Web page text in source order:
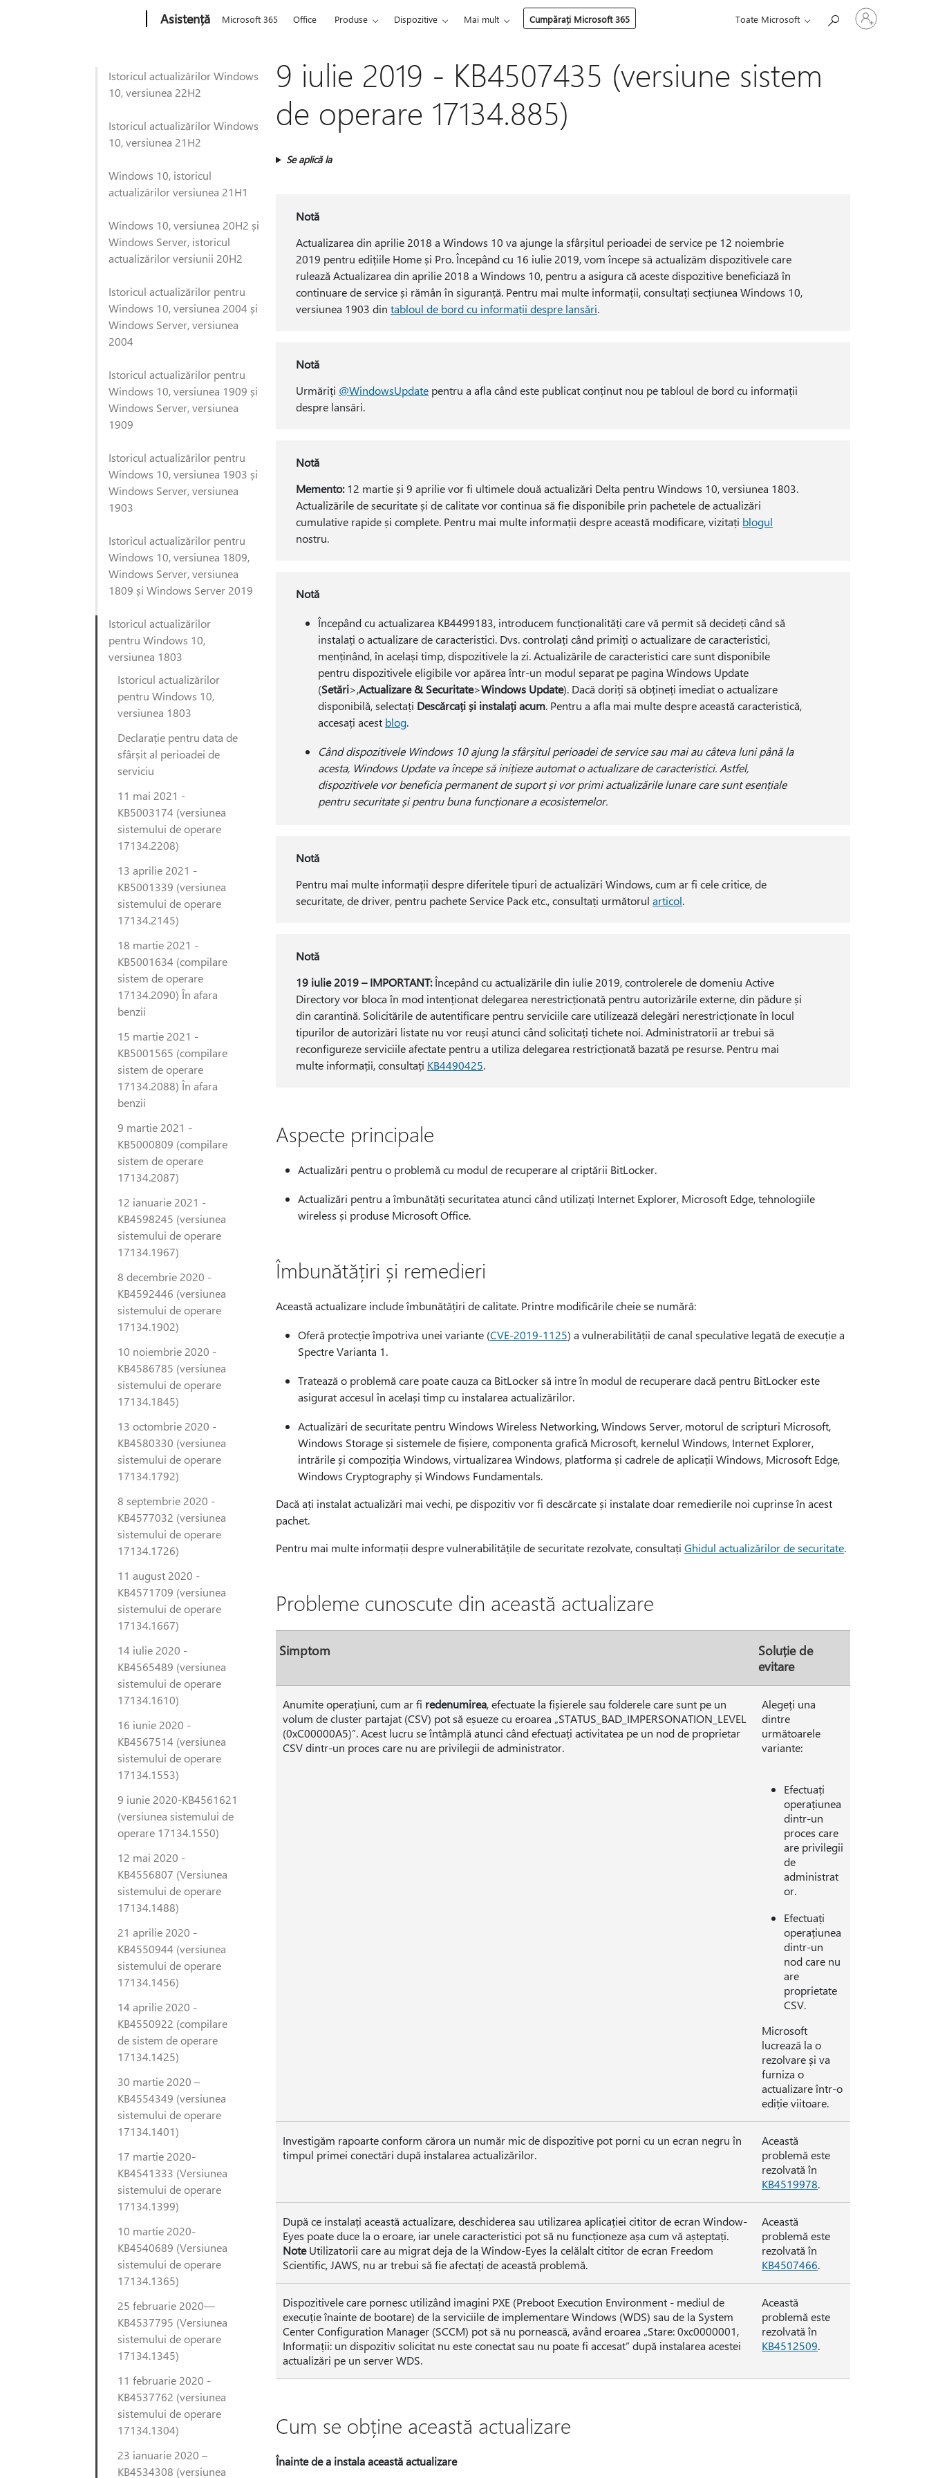
Asistență Microsoft 365 Office Produse Dispozitive Mai mult Cumpărați Microsoft 365 Toate Microsoft
Conectați-
vă
Istoricul actualizărilor Windows
10, versiunea 22H2
Istoricul actualizărilor Windows
10, versiunea 21H2
Windows 10, istoricul
actualizărilor versiunea 21H1
Windows 10, versiunea 20H2 și
Windows Server, istoricul
actualizărilor versiunii 20H2
Istoricul actualizărilor pentru
Windows 10, versiunea 2004 și
Windows Server, versiunea
2004
Istoricul actualizărilor pentru
Windows 10, versiunea 1909 și
Windows Server, versiunea
1909
Istoricul actualizărilor pentru
Windows 10, versiunea 1903 și
Windows Server, versiunea
1903
Istoricul actualizărilor pentru
Windows 10, versiunea 1809,
Windows Server, versiunea
1809 și Windows Server 2019
Istoricul actualizărilor
pentru Windows 10,
versiunea 1803
Istoricul actualizărilor
pentru Windows 10,
versiunea 1803
Declarație pentru data de
sfârșit al perioadei de
serviciu
11 mai 2021 -
KB5003174 (versiunea
sistemului de operare
17134.2208)
13 aprilie 2021 -
KB5001339 (versiunea
sistemului de operare
17134.2145)
18 martie 2021 -
KB5001634 (compilare
sistem de operare
17134.2090) În afara
benzii
15 martie 2021 -
KB5001565 (compilare
sistem de operare
17134.2088) În afara
benzii
9 martie 2021 -
KB5000809 (compilare
sistem de operare
17134.2087)
12 ianuarie 2021 -
KB4598245 (versiunea
sistemului de operare
17134.1967)
8 decembrie 2020 -
KB4592446 (versiunea
sistemului de operare
17134.1902)
10 noiembrie 2020 -
KB4586785 (versiunea
sistemului de operare
17134.1845)
13 octombrie 2020 -
KB4580330 (versiunea
sistemului de operare
17134.1792)
8 septembrie 2020 -
KB4577032 (versiunea
sistemului de operare
17134.1726)
11 august 2020 -
KB4571709 (versiunea
sistemului de operare
17134.1667)
14 iulie 2020 -
KB4565489 (versiunea
sistemului de operare
17134.1610)
16 iunie 2020 -
KB4567514 (versiunea
sistemului de operare
17134.1553)
9 iunie 2020-KB4561621
(versiunea sistemului de
operare 17134.1550)
12 mai 2020 -
KB4556807 (Versiunea
sistemului de operare
17134.1488)
21 aprilie 2020 -
KB4550944 (versiunea
sistemului de operare
17134.1456)
14 aprilie 2020 -
KB4550922 (compilare
de sistem de operare
17134.1425)
30 martie 2020 –
KB4554349 (versiunea
sistemului de operare
17134.1401)
17 martie 2020-
KB4541333 (Versiunea
sistemului de operare
17134.1399)
10 martie 2020-
KB4540689 (Versiunea
sistemului de operare
17134.1365)
25 februarie 2020—
KB4537795 (Versiunea
sistemului de operare
17134.1345)
11 februarie 2020 -
KB4537762 (versiunea
sistemului de operare
17134.1304)
23 ianuarie 2020 –
KB4534308 (versiunea
9 iulie 2019 - KB4507435 (versiune sistem
de operare 17134.885)
Se aplică la
Notă
Actualizarea din aprilie 2018 a Windows 10 va ajunge la sfârșitul perioadei de service pe 12 noiembrie
2019 pentru edițiile Home și Pro. Începând cu 16 iulie 2019, vom începe să actualizăm dispozitivele care
rulează Actualizarea din aprilie 2018 a Windows 10, pentru a asigura că aceste dispozitive beneficiază în
continuare de service și rămân în siguranță. Pentru mai multe informații, consultați secțiunea Windows 10,
versiunea 1903 dintabloul de bord cu informații despre lansări.
Notă
Urmăriți @WindowsUpdate pentru a afla când este publicat conținut nou pe tabloul de bord cu informații
despre lansări.
Notă
Memento:12 martie și 9 aprilie vor fi ultimele două actualizări Delta pentru Windows 10, versiunea 1803.
Actualizările de securitate și de calitate vor continua să fie disponibile prin pachetele de actualizări
cumulative rapide și complete. Pentru mai multe informații despre această modificare, vizitați blogul
nostru.
Notă
Începând cu actualizarea KB4499183, introducem funcționalități care vă permit să decideți când să
instalați o actualizare de caracteristici. Dvs. controlați când primiți o actualizare de caracteristici,
menținând, în același timp, dispozitivele la zi. Actualizările de caracteristici care sunt disponibile
pentru dispozitivele eligibile vor apărea într-un modul separat pe pagina Windows Update
(Setări>,Actualizare & Securitate>Windows Update). Dacă doriți să obțineți imediat o actualizare
disponibilă, selectați Descărcați și instalați acum. Pentru a afla mai multe despre această caracteristică,
accesați acest blog.
Când dispozitivele Windows 10 ajung la sfârșitul perioadei de service sau mai au câteva luni până la
acesta, Windows Update va începe să inițieze automat o actualizare de caracteristici. Astfel,
dispozitivele vor beneficia permanent de suport și vor primi actualizările lunare care sunt esențiale
pentru securitate și pentru buna funcționare a ecosistemelor.
Notă
Pentru mai multe informații despre diferitele tipuri de actualizări Windows, cum ar fi cele critice, de
securitate, de driver, pentru pachete Service Pack etc., consultați următorularticol.
Notă
19 iulie 2019 – IMPORTANT:Începând cu actualizările din iulie 2019, controlerele de domeniu Active
Directory vor bloca în mod intenționat delegarea nerestricționată pentru autorizările externe, din pădure și
din carantină. Solicitările de autentificare pentru serviciile care utilizează delegări nerestricționate în locul
tipurilor de autorizări listate nu vor reuși atunci când solicitați tichete noi. Administratorii ar trebui să
reconfigureze serviciile afectate pentru a utiliza delegarea restricționată bazată pe resurse. Pentru mai
multe informații, consultați KB4490425.
Aspecte principale
Actualizări pentru o problemă cu modul de recuperare al criptării BitLocker.
Actualizări pentru a îmbunătăți securitatea atunci când utilizați Internet Explorer, Microsoft Edge, tehnologiile
wireless și produse Microsoft Office.
Îmbunătățiri și remedieri
Această actualizare include îmbunătățiri de calitate. Printre modificările cheie se numără:
Oferă protecție împotriva unei variante (CVE-2019-1125) a vulnerabilității de canal speculative legată de execuție a
Spectre Varianta 1.
Tratează o problemă care poate cauza ca BitLocker să intre în modul de recuperare dacă pentru BitLocker este
asigurat accesul în același timp cu instalarea actualizărilor.
Actualizări de securitate pentru Windows Wireless Networking, Windows Server, motorul de scripturi Microsoft,
Windows Storage și sistemele de fișiere, componenta grafică Microsoft, kernelul Windows, Internet Explorer,
intrările și compoziția Windows, virtualizarea Windows, platforma și cadrele de aplicații Windows, Microsoft Edge,
Windows Cryptography și Windows Fundamentals.
Dacă ați instalat actualizări mai vechi, pe dispozitiv vor fi descărcate și instalate doar remedierile noi cuprinse în acest
pachet.
Pentru mai multe informații despre vulnerabilitățile de securitate rezolvate, consultați Ghidul actualizărilor de securitate.
Probleme cunoscute din această actualizare
Simptom
Soluție de
evitare
Anumite operațiuni, cum ar fi redenumirea, efectuate la fișierele sau folderele care sunt pe un
volum de cluster partajat (CSV) pot să eșueze cu eroarea „STATUS_BAD_IMPERSONATION_LEVEL
(0xC00000A5)”. Acest lucru se întâmplă atunci când efectuați activitatea pe un nod de proprietar
CSV dintr-un proces care nu are privilegii de administrator.
Alegeți una
dintre
următoarele
variante:
Efectuați
operațiunea
dintr-un
proces care
are privilegii
de
administrat
or.
Efectuați
operațiunea
dintr-un
nod care nu
are
proprietate
CSV.
Microsoft
lucrează la o
rezolvare și va
furniza o
actualizare într-o
ediție viitoare.
Investigăm rapoarte conform cărora un număr mic de dispozitive pot porni cu un ecran negru în
timpul primei conectări după instalarea actualizărilor.
Această
problemă este
rezolvată în
KB4519978.
După ce instalați această actualizare, deschiderea sau utilizarea aplicației cititor de ecran Window-
Eyes poate duce la o eroare, iar unele caracteristici pot să nu funcționeze așa cum vă așteptați.
NoteUtilizatorii care au migrat deja de la Window-Eyes la celălalt cititor de ecran Freedom
Scientific, JAWS, nu ar trebui să fie afectați de această problemă.
Această
problemă este
rezolvată în
KB4507466.
Dispozitivele care pornesc utilizând imagini PXE (Preboot Execution Environment - mediul de
execuție înainte de bootare) de la serviciile de implementare Windows (WDS) sau de la System
Center Configuration Manager (SCCM) pot să nu pornească, având eroarea „Stare: 0xc0000001,
Informații: un dispozitiv solicitat nu este conectat sau nu poate fi accesat” după instalarea acestei
actualizări pe un server WDS.
Această
problemă este
rezolvată în
KB4512509.
Cum se obține această actualizare
Înainte de a instala această actualizare